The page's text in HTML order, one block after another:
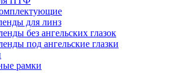
для линз
без ангельских глазок
под ангельские глазки
рамки